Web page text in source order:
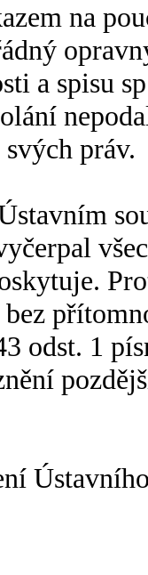
na
a spisu
práv.
odst. 1